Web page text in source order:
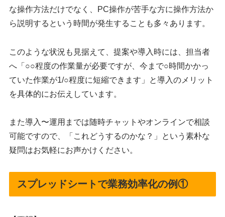
な操作方法だけでなく、PC操作が苦手な方に操作方法か
ら説明するという時間が発生することも多々あります。
このような状況も見据えて、提案や導入時には、担当者
へ「○○程度の作業量が必要ですが、今まで○時間かかっ
ていた作業が1/○程度に短縮できます」と導入のメリット
を具体的にお伝えしています。
また導入〜運用までは随時チャットやオンラインで相談
可能ですので、「これどうするのかな？」という素朴な
疑問はお気軽にお声かけください。
スプレッドシートで業務効率化の例①